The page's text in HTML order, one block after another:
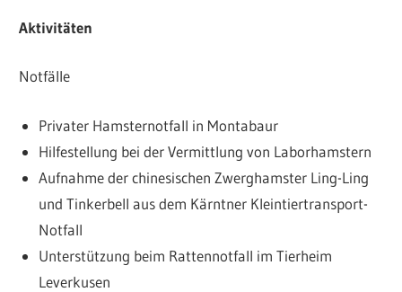
Aktivitäten
Notfälle
Privater Hamsternotfall in Montabaur
Hilfestellung bei der Vermittlung von Laborhamstern
Aufnahme der chinesischen Zwerghamster Ling-Ling
und Tinkerbell aus dem Kärntner Kleintiertransport-
Notfall
Unterstützung beim Rattennotfall im Tierheim
Leverkusen